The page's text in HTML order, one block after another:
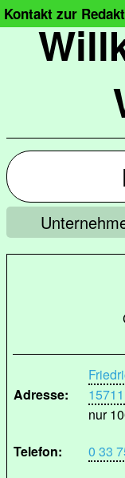
Kontakt zur
Adresse:
nur
Telefon:
0 33